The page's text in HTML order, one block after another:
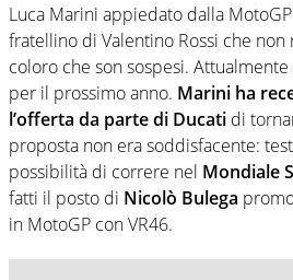
Luca Marini appiedato dalla
fratellino di Valentino Rossi che non
coloro che son sospesi.
per il prossimo anno. Marini ha
l’offerta da parte di Ducati di
proposta non era soddisfacente:
possibilità di correre nel Mondiale
fatti il posto di Nicolò Bulega
in MotoGP con VR46.